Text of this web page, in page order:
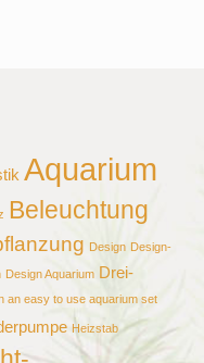
Aquarium
Beleuchtung
Design Design-
Design Aquarium Drei-
an easy to use aquarium set
Heizstab